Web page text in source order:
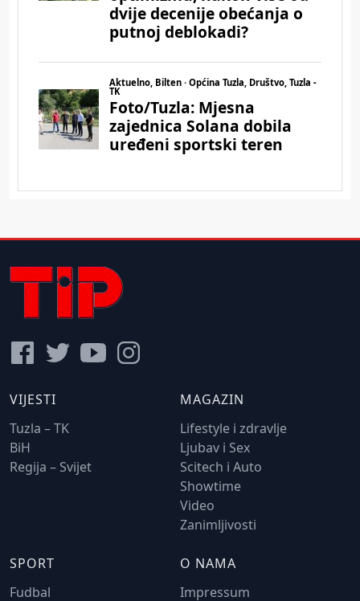
VIJESTI
Tuzla – TK
BiH
Regija – Svijet
MAGAZIN
Lifestyle i zdravlje
Ljubav i Sex
Scitech i Auto
Showtime
Video
Zanimljivosti
SPORT
Fudbal
O NAMA
Impressum